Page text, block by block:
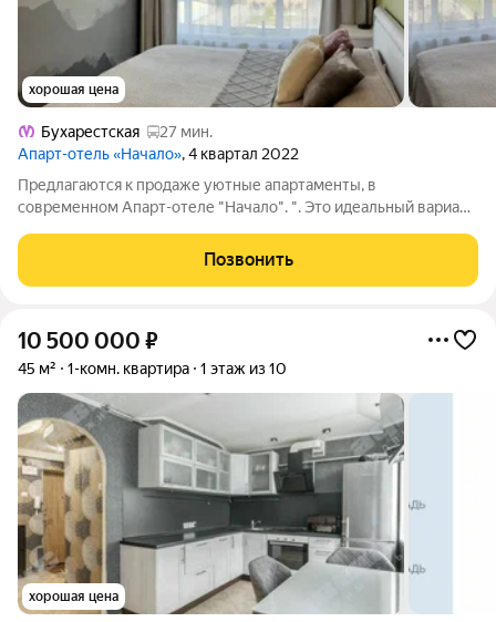
хорошая цена
Бухарестская
27 мин.
Апарт-отель «Начало», 4 квартал 2022
Предлагаются к продаже уютные апартаменты, в
современном Апарт-отеле "Начало". ". Это идеальный вариант
потенциалом доходности или мечтает о комфортном
проживании с полным гостиничным
Позвонить
10 500 000 ₽
45 м² 1-комн. квартира 1 этаж из 10
хорошая цена